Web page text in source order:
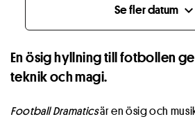
Se fler datum expand_more
En ösig hyllning till fotbollen
teknik och magi.
Football Dramaticsär en ösig och